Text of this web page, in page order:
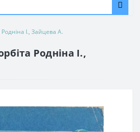
І., Зайцева А.
Родніна І.,